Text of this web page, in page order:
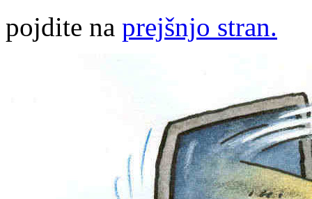
pojdite na prejšnjo stran.